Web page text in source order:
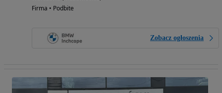
Firma • Podbite
Zobacz ogłoszenia